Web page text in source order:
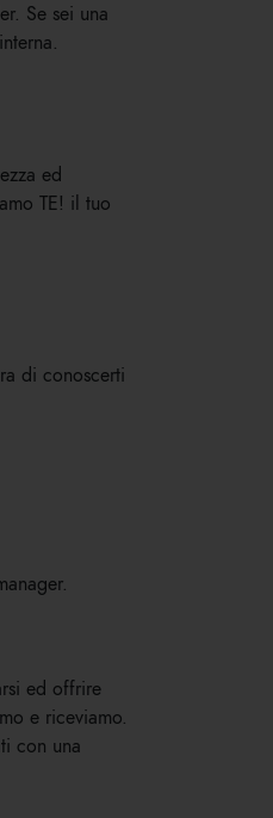
Se sei una
ed
TE! il tuo
di conoscerti
ed offrire
e riceviamo.
con una